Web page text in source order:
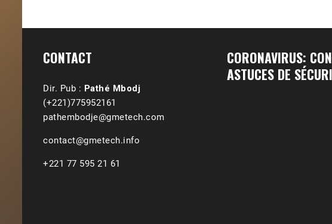
CONTACT
Dir. Pub : Pathé Mbodj
(+221)775952161
pathembodje@gmetech.com
contact@gmetech.info
+221 77 595 21 61
CORONAVIRUS:
ASTUCES DE